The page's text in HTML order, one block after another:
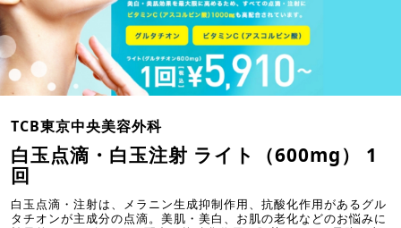
TCB東京中央美容外科
白玉点滴・白玉注射 ライト（600mg） 1
回
白玉点滴・注射は、メラニン生成抑制作用、抗酸化作用があるグル
タチオンが主成分の点滴。美肌・美白、お肌の老化などのお悩みに